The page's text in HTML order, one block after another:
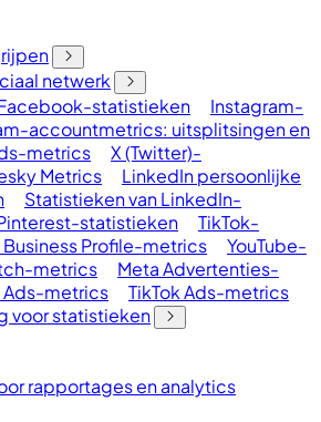
netwerk
statistieken
Instagram-
accountmetrics: uitsplitsingen en
metrics
X (Twitter)-
Metrics
LinkedIn persoonlijke
Statistieken van LinkedIn-
statistieken
TikTok-
Profile-metrics
YouTube-
metrics
Meta Advertenties-
Ads-metrics
TikTok Ads-metrics
voor statistieken
rapportages en analytics